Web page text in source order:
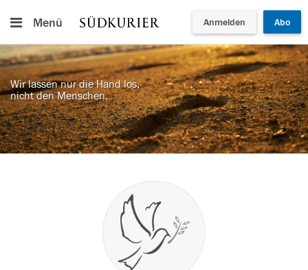
Menü Anmelden Abo
Wir lassen nur die Hand los,
nicht den Menschen.